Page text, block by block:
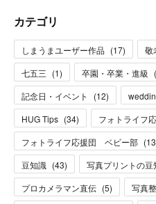
カテゴリ
しまうまユーザー作品 (17) 敬
七五三 (1) 卒園・卒業・進級 (
記念日・イベント
(12)
HUG Tips (34) フォトライフ
フォトライフ応援団 ベビー部 (13
豆知識 (43) 写真プリントの豆
プロカメラマン直伝 (5) 写真